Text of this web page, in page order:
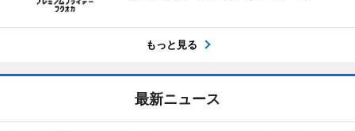
もっと見る
最新ニュース